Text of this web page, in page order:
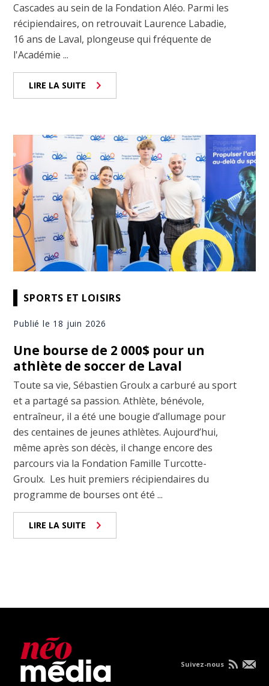
Cascades au sein de la Fondation Aléo. Parmi les
récipiendaires, on retrouvait Laurence Labadie,
16 ans de Laval, plongeuse qui fréquente de
l'Académie ...
LIRE LA SUITE
SPORTS ET LOISIRS
Publié le 18 juin 2026
Une bourse de 2 000$ pour un
athlète de soccer de Laval
Toute sa vie, Sébastien Groulx a carburé au sport
et a partagé sa passion. Athlète, bénévole,
entraîneur, il a été une bougie d’allumage pour
des centaines de jeunes athlètes. Aujourd’hui,
même après son décès, il change encore des
parcours via la Fondation Famille Turcotte-
Groulx. Les huit premiers récipiendaires du
programme de bourses ont été ...
LIRE LA SUITE
Suivez-nous